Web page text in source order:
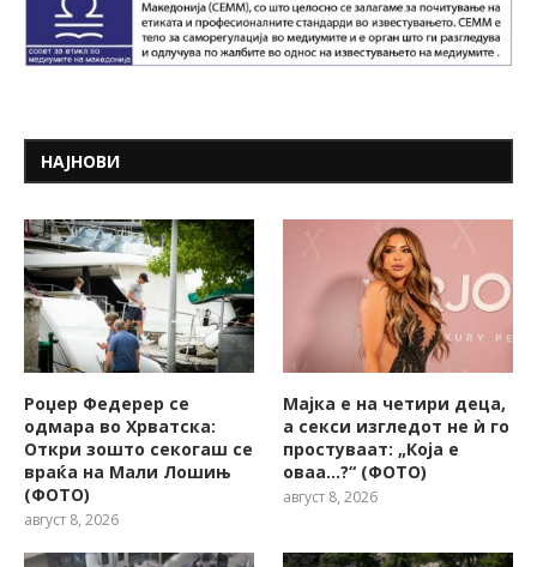
НАЈНОВИ
Роџер Федерер се
одмара во Хрватска:
Откри зошто секогаш се
враќа на Мали Лошињ
(ФОТО)
август 8, 2026
Мајка е на четири деца,
а секси изгледот не ѝ го
простуваат: „Која е
оваа…?“ (ФОТО)
август 8, 2026